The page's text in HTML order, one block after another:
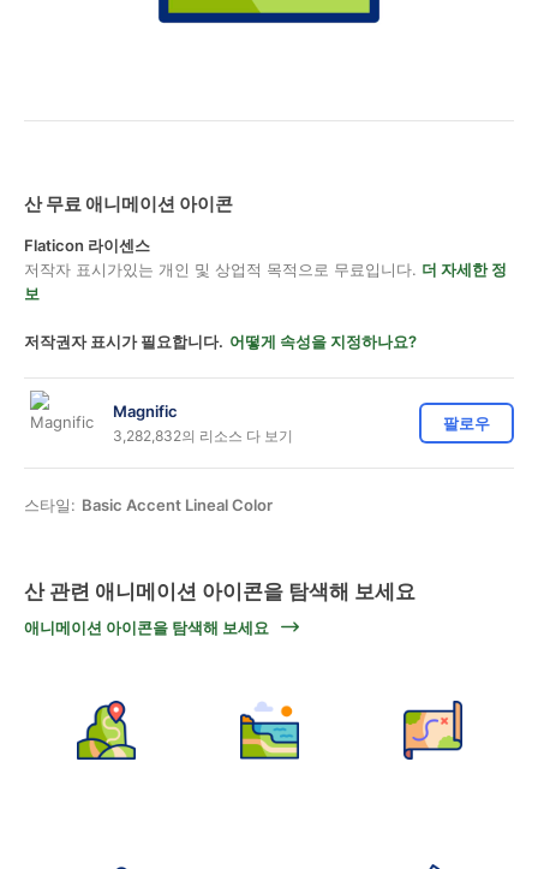
산 무료 애니메이션 아이콘
Flaticon 라이센스
저작자 표시가있는 개인 및 상업적 목적으로 무료입니다. 더 자세한 정
보
저작권자 표시가 필요합니다. 어떻게 속성을 지정하나요?
Magnific
3,282,832의 리소스 다 보기
팔로우
스타일: Basic Accent Lineal Color
산 관련 애니메이션 아이콘을 탐색해 보세요
애니메이션 아이콘을 탐색해 보세요